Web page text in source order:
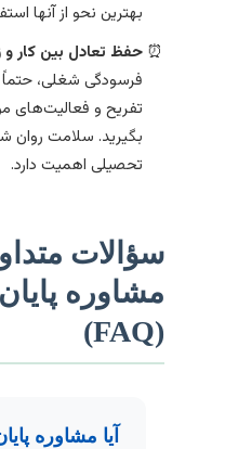
بهترین نحو از آنها
حفظ تعادل بین کار و
فرسودگی شغلی، حتماً
تفریح و فعالیت‌های
بگیرید. سلامت روان
تحصیلی اهمیت دارد.
سؤالات
مشاوره
(FAQ)
آیا مشاوره